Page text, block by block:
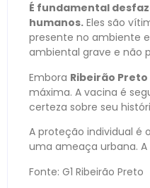
É fundamental
humanos. Eles são
presente no ambiente
ambiental grave e não
Embora Ribeirão
máxima. A vacina é
certeza sobre seu
A proteção individual é
uma ameaça urbana.
Fonte: G1 Ribeirão Preto